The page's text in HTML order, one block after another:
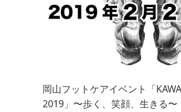
岡山フットケアイベント「
2019」〜歩く、笑顔、生きる〜